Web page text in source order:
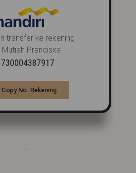
transfer ke rekening
Mutiah Prancisxa
Copy No. Rekening